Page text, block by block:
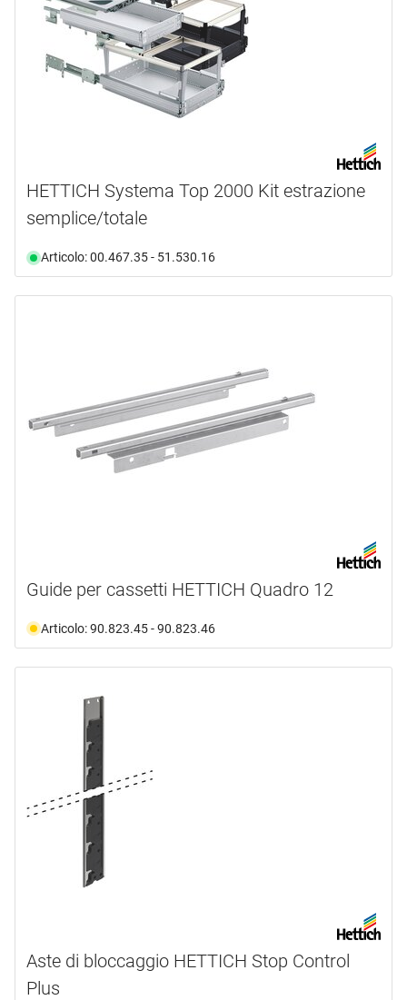
HETTICH Systema Top 2000 Kit estrazione
semplice/totale
Articolo: 00.467.35 - 51.530.16
Guide per cassetti HETTICH Quadro 12
Articolo: 90.823.45 - 90.823.46
Aste di bloccaggio HETTICH Stop Control
Plus